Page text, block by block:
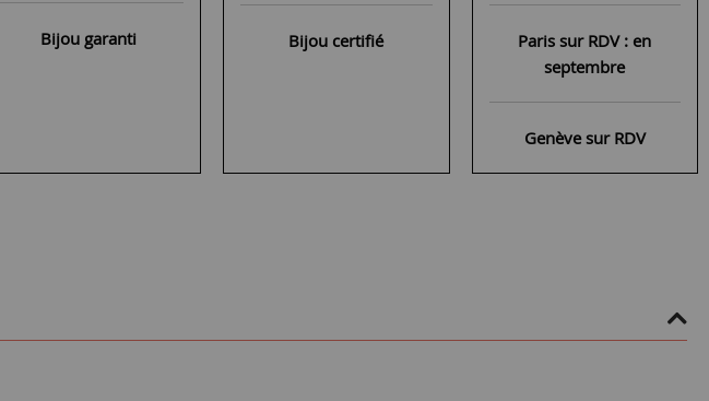
Bijou garanti Bijou certifié
Paris sur RDV : en
septembre
Genève sur RDV